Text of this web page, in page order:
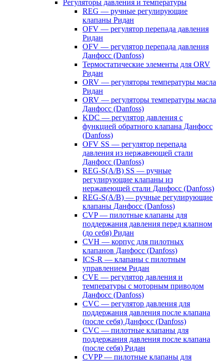
Регуляторы давления и температуры
REG — ручные регулирующие
клапаны Ридан
OFV — регулятор перепада давления
Ридан
OFV — регулятор перепада давления
Данфосс (Danfoss)
Термостатические элементы для ORV
Ридан
ORV — регуляторы температуры масла
Ридан
ORV — регуляторы температуры масла
Данфосс (Danfoss)
KDC — регулятор давления с
функцией обратного клапана Данфосс
(Danfoss)
OFV SS — регулятор перепада
давления из нержавеющей стали
Данфосс (Danfoss)
REG-S(A/B) SS — ручные
регулирующие клапаны из
нержавеющей стали Данфосс (Danfoss)
REG-S(A/B) — ручные регулирующие
клапаны Данфосс (Danfoss)
CVP — пилотные клапаны для
поддержания давления перед клапном
(до себя) Ридан
CVH — корпус для пилотных
клапанов Данфосс (Danfoss)
ICS-R — клапаны с пилотным
управлением Ридан
CVE — регулятор давления и
температуры с моторным приводом
Данфосс (Danfoss)
CVС — регулятор давления для
поддержания давления после клапана
(после себя) Данфосс (Danfoss)
CVС — пилотные клапаны для
поддержания давления после клапана
(после себя) Ридан
CVPP — пилотные клапаны для